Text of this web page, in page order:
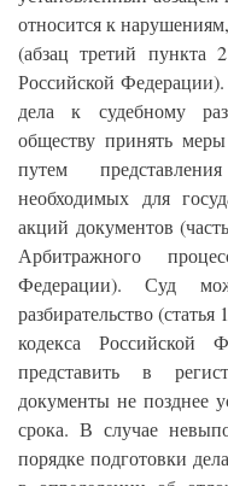
относится к
(абзац третий пункта
Российской
дела к судебному
обществу принять
путем
необходимых для
акций документов
Арбитражного
Федерации). Суд
разбирательство
кодекса Российской
представить в
документы не позднее
срока. В случае
порядке подготовки